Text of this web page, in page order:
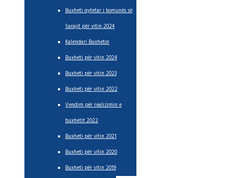
Buxheti qytetar i komunës së
Sarajit për vitin 2024
Kalendari Buxhetor
Buxheti për vitin 2024
Buxheti për vitin 2023
Buxheti për vitin 2022
Vendim për realizimin e
buxhetit 2022
Buxheti për vitin 2021
Buxheti për vitin 2020
Buxheti për vitin 2019